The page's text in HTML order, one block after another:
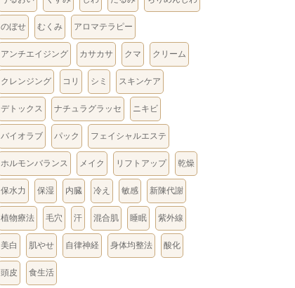
のぼせ むくみ アロマテラピー
アンチエイジング カサカサ クマ クリーム
クレンジング コリ シミ スキンケア
デトックス ナチュラグラッセ ニキビ
バイオラブ パック フェイシャルエステ
ホルモンバランス メイク リフトアップ 乾燥
保水力 保湿 内臓 冷え 敏感 新陳代謝
植物療法 毛穴 汗 混合肌 睡眠 紫外線
美白 肌やせ 自律神経 身体均整法 酸化
頭皮 食生活